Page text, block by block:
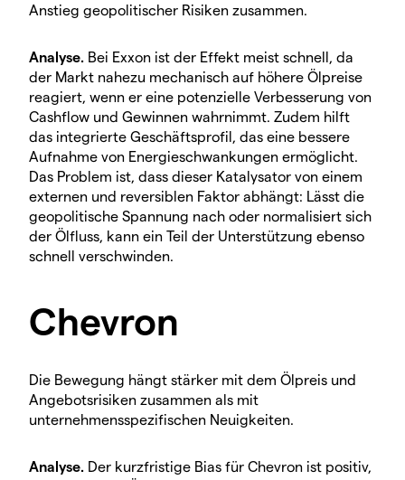
Anstieg geopolitischer Risiken zusammen.
Analyse. Bei Exxon ist der Effekt meist schnell, da
der Markt nahezu mechanisch auf höhere Ölpreise
reagiert, wenn er eine potenzielle Verbesserung von
Cashflow und Gewinnen wahrnimmt. Zudem hilft
das integrierte Geschäftsprofil, das eine bessere
Aufnahme von Energieschwankungen ermöglicht.
Das Problem ist, dass dieser Katalysator von einem
externen und reversiblen Faktor abhängt: Lässt die
geopolitische Spannung nach oder normalisiert sich
der Ölfluss, kann ein Teil der Unterstützung ebenso
schnell verschwinden.
Chevron
Die Bewegung hängt stärker mit dem Ölpreis und
Angebotsrisiken zusammen als mit
unternehmensspezifischen Neuigkeiten.
Analyse. Der kurzfristige Bias für Chevron ist positiv,